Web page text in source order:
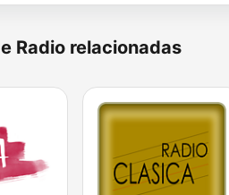
Radio relacionadas